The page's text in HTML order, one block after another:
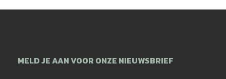
MELD JE AAN VOOR ONZE NIEUWSBRIEF